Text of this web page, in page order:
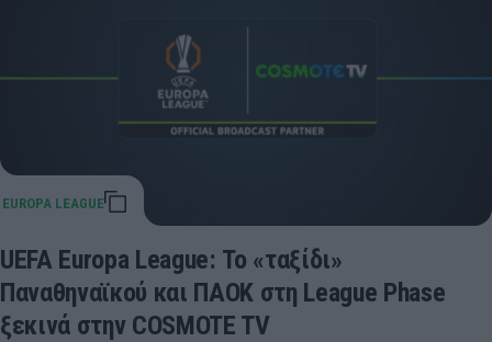
UEFA Europa League: Το «ταξίδι»
Παναθηναϊκού και ΠΑΟΚ στη League Phase
ξεκινά στην COSMOTE TV